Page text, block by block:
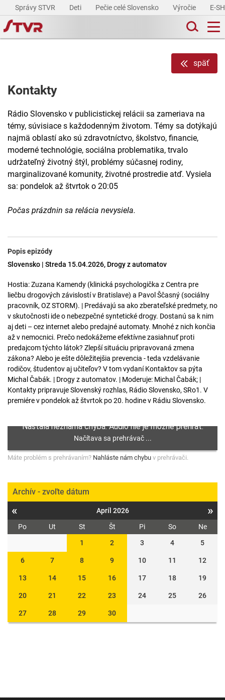
Správy STVR Deti Pečie celé Slovensko Výročie E-
späť
Kontakty
Rádio Slovensko v publicistickej relácii sa zameriava na
témy, súvisiace s každodenným životom. Témy sa dotýkajú
najmä oblastí ako sú zdravotníctvo, školstvo, financie,
moderné technológie, sociálna problematika, trvalo
udržateľný životný štýl, problémy súčasnej rodiny,
marginalizované komunity, životné prostredie atď. Vysiela
sa: pondelok až štvrtok o 20:05
Počas prázdnin sa relácia nevysiela.
Popis epizódy
Slovensko | Streda 15.04.2026, Drogy z automatov
Hostia: Zuzana Kamendy (klinická psychologička z Centra pre
liečbu drogových závislostí v Bratislave) a Pavol Ščasný (sociálny
pracovník, OZ STORM). | Predávajú sa ako zberateľské predmety, no
v skutočnosti ide o nebezpečné syntetické drogy. Dostanú sa k nim
aj deti – cez internet alebo predajné automaty. Mnohé z nich končia
až v nemocnici. Prečo nedokážeme efektívne zasiahnuť proti
predajcom týchto látok? Zlepší situáciu pripravovaná zmena
zákona? Alebo je ešte dôležitejšia prevencia - teda vzdelávanie
rodičov, študentov aj učiteľov? V tom vydaní Kontaktov sa pýta
Michal Čabák. | Drogy z automatov. | Moderuje: Michal Čabák; |
Kontakty pripravuje Slovenský rozhlas, Rádio Slovensko, SRo1. V
premiére v pondelok až štvrtok po 20. hodine v Rádiu Slovensko.
Máte problém s prehrávaním? Nahláste nám chybu v prehrávači.
Archív - zvoľte dátum
« Apríl 2026 »
Po Ut St Št Pi So
Ne
1
2 3 4 5
6 7 8 9 10 11 12
13 14 15 16 17 18 19
20 21 22 23 24 25 26
27 28 29 30